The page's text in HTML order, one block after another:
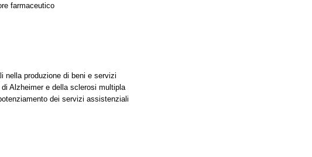
farmaceutico
nella produzione di beni e servizi
Alzheimer e della sclerosi multipla
dei servizi assistenziali